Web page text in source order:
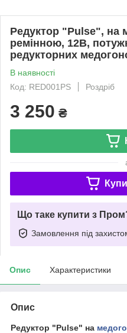
Редуктор "Pulse", на
ремінною, 12В,
редукторних
В наявності
Код: RED001PS
Роздріб
3 250 ₴
Що таке купити з
Замовлення під
Опис Характеристики
Опис
Редуктор "Pulse" на